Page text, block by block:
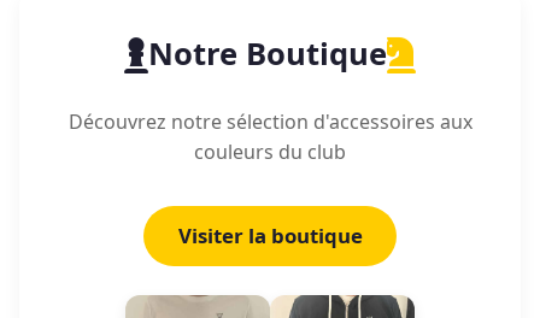
Notre Boutique
Découvrez notre sélection d'accessoires aux
couleurs du club
Visiter la boutique